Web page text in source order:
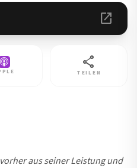
open_in_new
share
TEILEN
aus seiner Leistung und